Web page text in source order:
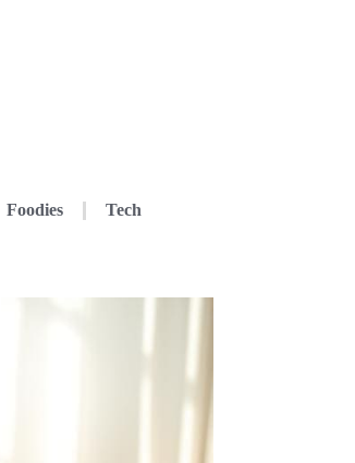
Foodies Tech